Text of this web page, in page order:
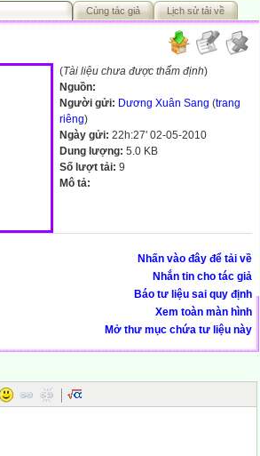
Cùng tác giả Lịch sử tải về
(Tài liệu chưa được thẩm định)
Nguồn:
Người gửi: Dương Xuân Sang (trang
riêng)
Ngày gửi: 22h:27' 02-05-2010
Dung lượng: 5.0 KB
Số lượt tải: 9
Mô tả:
Nhấn vào đây để tải về
Nhắn tin cho tác giả
Báo tư liệu sai quy định
Xem toàn màn hình
Mở thư mục chứa tư liệu này